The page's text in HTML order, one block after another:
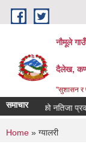
Skip to main content
नौमूले
दैलेख,
"सुशासन र
समाचार नतिजा प्रकाशन
You are
Home » ग्यालरी